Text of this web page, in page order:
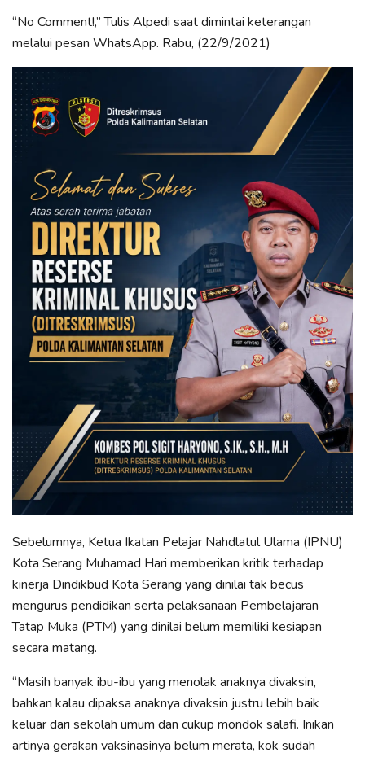
“No Comment!,” Tulis Alpedi saat dimintai keterangan
melalui pesan WhatsApp. Rabu, (22/9/2021)
Sebelumnya, Ketua Ikatan Pelajar Nahdlatul Ulama (IPNU)
Kota Serang Muhamad Hari memberikan kritik terhadap
kinerja Dindikbud Kota Serang yang dinilai tak becus
mengurus pendidikan serta pelaksanaan Pembelajaran
Tatap Muka (PTM) yang dinilai belum memiliki kesiapan
secara matang.
“Masih banyak ibu-ibu yang menolak anaknya divaksin,
bahkan kalau dipaksa anaknya divaksin justru lebih baik
keluar dari sekolah umum dan cukup mondok salafi. Inikan
artinya gerakan vaksinasinya belum merata, kok sudah